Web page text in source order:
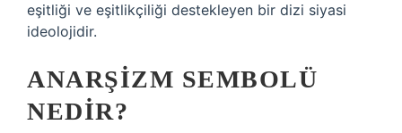
eşitliği ve eşitlikçiliği destekleyen bir dizi siyasi
ideolojidir.
ANARŞIZM SEMBOLÜ
NEDIR?